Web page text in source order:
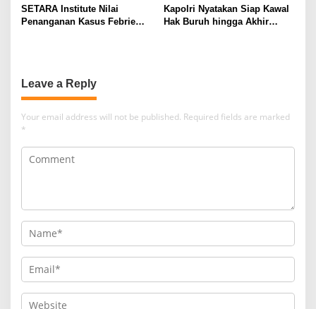
SETARA Institute Nilai
Penanganan Kasus Febrie
Kapolri Nyatakan Siap Kawal
Hak Buruh hingga Akhir
Leave a Reply
Your email address will not be published. Required fields are marked
*